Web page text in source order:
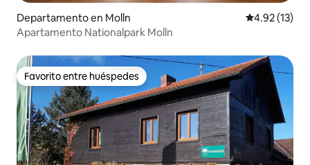
Departamento en Molln Calificación
4.92 (13)
Apartamento Nationalpark Molln
Favorito entre huéspedes
Favorito entre huéspedes